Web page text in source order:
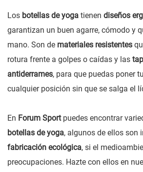
Los botellas de yoga tienen diseños
garantizan un buen agarre, cómodo y
mano. Son de materiales resistentes
rotura frente a golpes o caídas y las
antiderrames, para que puedas poner
cualquier posición sin que se salga el
En Forum Sportpuedes encontrar
botellas de yoga, algunos de ellos son
fabricación ecológica, si el
preocupaciones. Hazte con ellos en